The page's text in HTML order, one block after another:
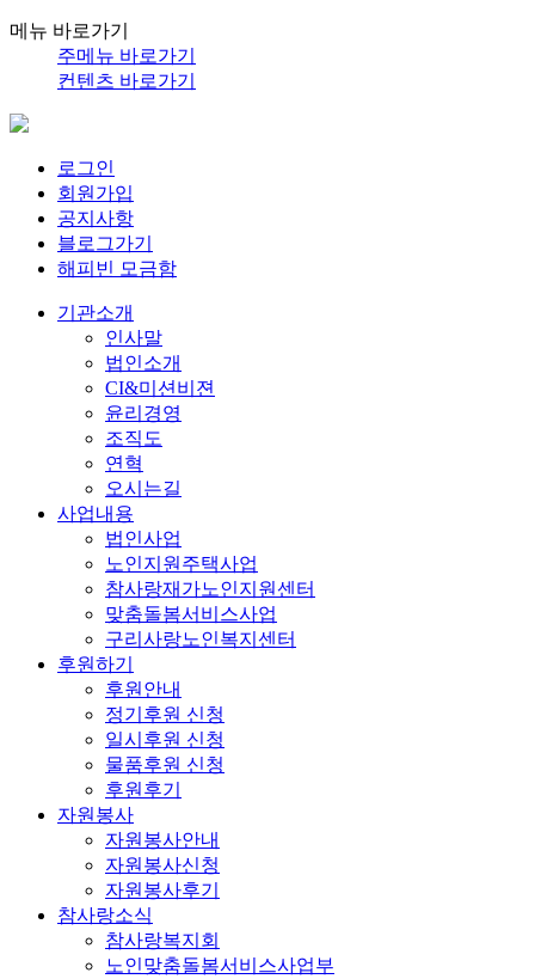
메뉴 바로가기
주메뉴 바로가기
컨텐츠 바로가기
로그인
회원가입
공지사항
블로그가기
해피빈 모금함
기관소개
인사말
법인소개
CI&미션비젼
윤리경영
조직도
연혁
오시는길
사업내용
법인사업
노인지원주택사업
참사랑재가노인지원센터
맞춤돌봄서비스사업
구리사랑노인복지센터
후원하기
후원안내
정기후원 신청
일시후원 신청
물품후원 신청
후원후기
자원봉사
자원봉사안내
자원봉사신청
자원봉사후기
참사랑소식
참사랑복지회
노인맞춤돌봄서비스사업부